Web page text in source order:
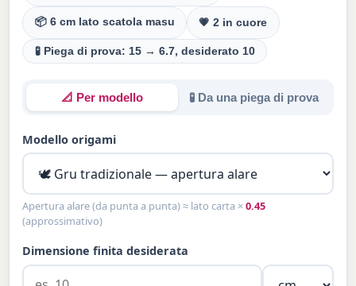
📦 6 cm lato scatola masu 💗 2 in cuore
🧪 Piega di prova: 15 → 6.7, desiderato 10
📐 Per modello 🧪 Da una piega di prova
Modello origami
Apertura alare (da punta a punta) ≈ lato carta ×0.45
(approssimativo)
Dimensione finita desiderata